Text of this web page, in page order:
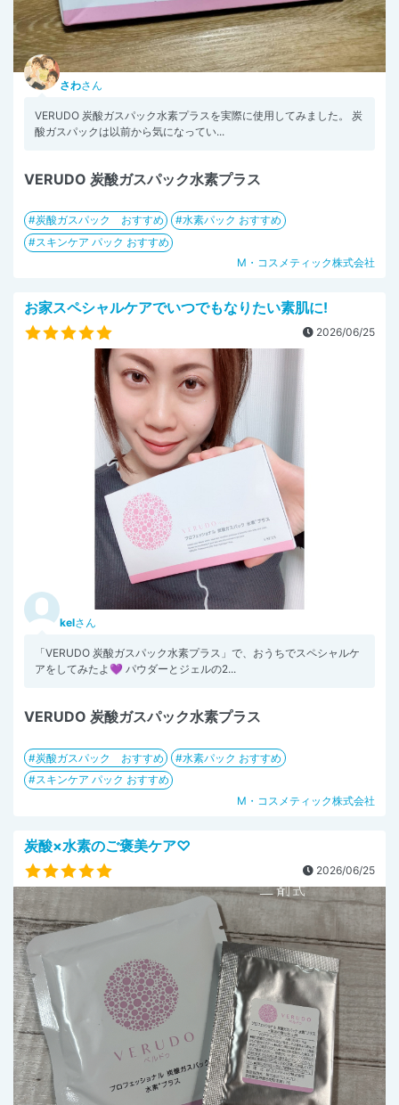
さわさん
VERUDO 炭酸ガスパック水素プラスを実際に使用してみました。 炭
酸ガスパックは以前から気になってい...
VERUDO 炭酸ガスパック水素プラス
炭酸ガスパック おすすめ
水素パック おすすめ
スキンケア パック おすすめ
M・コスメティック株式会社
お家スペシャルケアでいつでもなりたい素肌に!
2026/06/25
kelさん
「VERUDO 炭酸ガスパック水素プラス」で、おうちでスペシャルケ
アをしてみたよ💜 パウダーとジェルの2...
VERUDO 炭酸ガスパック水素プラス
炭酸ガスパック おすすめ
水素パック おすすめ
スキンケア パック おすすめ
M・コスメティック株式会社
炭酸×水素のご褒美ケア♡
2026/06/25